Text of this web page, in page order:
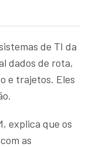
de TI da
dados de rota,
e trajetos. Eles
explica que os
as